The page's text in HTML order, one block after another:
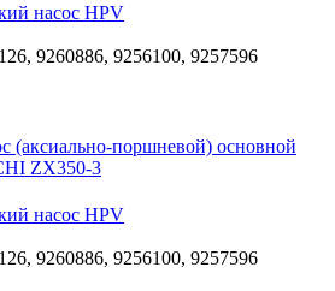
насос HPV
9260886, 9256100, 9257596
насос HPV
9260886, 9256100, 9257596